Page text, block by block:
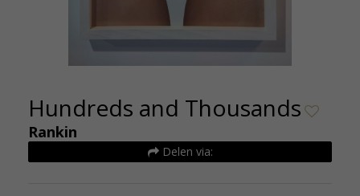
Hundreds and Thousands
Rankin
Delen via: